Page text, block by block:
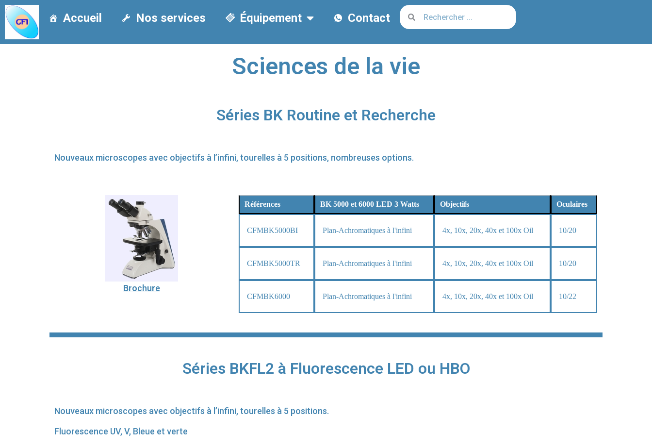
Accueil Nos services Équipement Contact
Sciences de la vie
Séries BK Routine et Recherche
Nouveaux microscopes avec objectifs à l’infini, tourelles à 5 positions, nombreuses options.
Brochure
Références BK 5000 et 6000 LED 3 Watts Objectifs Oculaires
CFMBK5000BI Plan-Achromatiques à l'infini 4x, 10x, 20x, 40x et 100x Oil 10/20
CFMBK5000TR Plan-Achromatiques à l'infini 4x, 10x, 20x, 40x et 100x Oil 10/20
CFMBK6000 Plan-Achromatiques à l'infini 4x, 10x, 20x, 40x et 100x Oil 10/22
Séries BKFL2 à Fluorescence LED ou HBO
Nouveaux microscopes avec objectifs à l’infini, tourelles à 5 positions.
Fluorescence UV, V, Bleue et verte